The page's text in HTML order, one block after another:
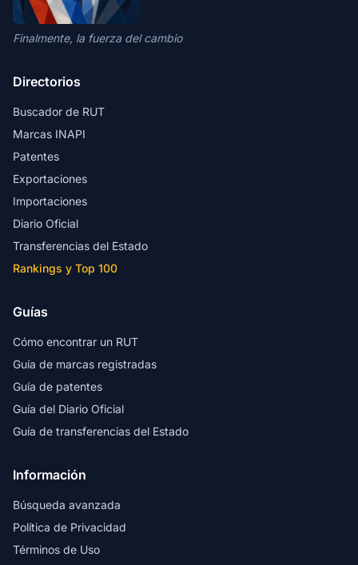
Finalmente, la fuerza del cambio
Directorios
Buscador de RUT
Marcas INAPI
Patentes
Exportaciones
Importaciones
Diario Oficial
Transferencias del Estado
Rankings y Top 100
Guías
Cómo encontrar un RUT
Guía de marcas registradas
Guía de patentes
Guía del Diario Oficial
Guía de transferencias del Estado
Información
Búsqueda avanzada
Política de Privacidad
Términos de Uso